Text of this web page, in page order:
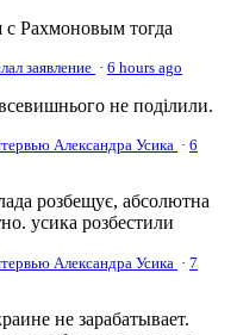
Рахмоновым тогда
заявление · 6 hours ago
не поділили.
Александра Усика · 6
розбещує, абсолютна
усика розбестили
Александра Усика · 7
не зарабатывает.